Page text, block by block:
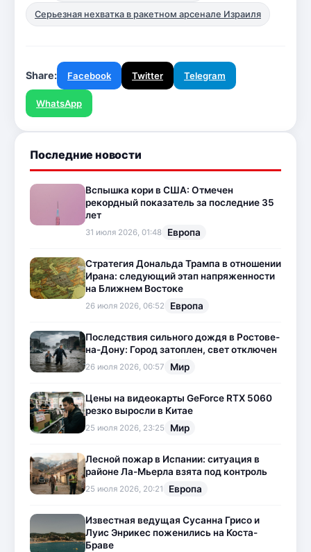
Серьезная нехватка в ракетном арсенале Израиля
Share: Facebook Twitter Telegram
WhatsApp
Последние новости
Вспышка кори в США: Отмечен
рекордный показатель за последние 35
лет
31 июля 2026, 01:48 Европа
Стратегия Дональда Трампа в отношении
Ирана: следующий этап напряженности
на Ближнем Востоке
26 июля 2026, 06:52 Европа
Последствия сильного дождя в Ростове-
на-Дону: Город затоплен, свет отключен
26 июля 2026, 00:57 Мир
Цены на видеокарты GeForce RTX 5060
резко выросли в Китае
25 июля 2026, 23:25 Мир
Лесной пожар в Испании: ситуация в
районе Ла-Мьерла взята под контроль
25 июля 2026, 20:21 Европа
Известная ведущая Сусанна Грисо и
Луис Энрикес поженились на Коста-
Браве